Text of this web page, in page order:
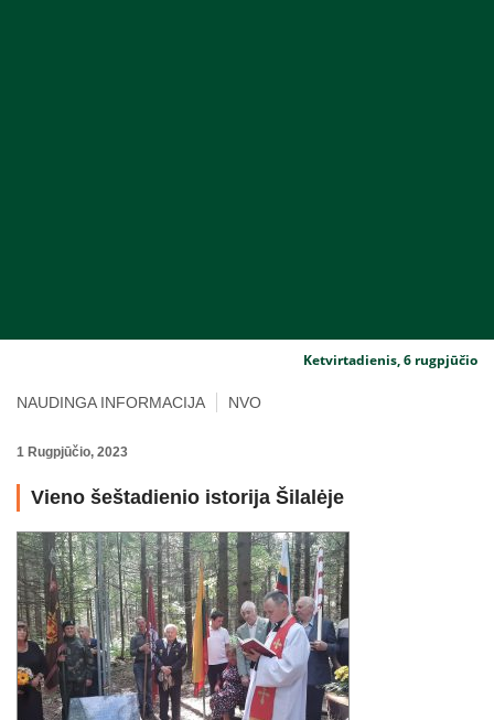
Ketvirtadienis, 6 rugpjūčio
NAUDINGA INFORMACIJA NVO
1 Rugpjūčio, 2023
Vieno šeštadienio istorija Šilalėje